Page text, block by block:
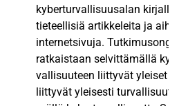
kyberturvallisuusalan
tieteellisiä artikkeleita ja
internetsivuja.
ratkaistaan selvittämällä
vallisuuteen liittyvät yleiset
liittyvät yleisesti